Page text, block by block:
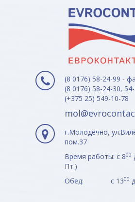
(8 0176) 58-24-99 -
(8 0176) 58-24-30,
(+375 25) 549-10-78
г.Молодечно,
пом.37
Время работы: с 800
Пт.)
Обед: с 1300